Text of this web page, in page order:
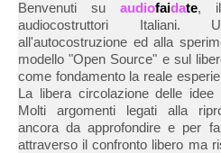
Benvenuti su audiofaidate, il
audiocostruttori Italiani.
all'autocostruzione ed alla
modello "Open Source" e sul
come fondamento la reale
La libera circolazione delle
Molti argomenti legati alla
ancora da approfondire e per
attraverso il confronto libero ma